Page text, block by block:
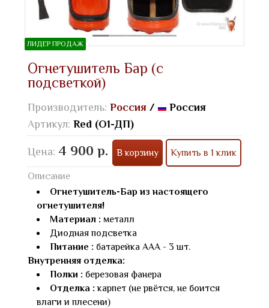
ЛИДЕР ПРОДАЖ
Огнетушитель Бар (с
подсветкой)
Производитель: Россия /
Россия
Артикул: Red (О1-ДП)
Цена: 4 900 р. В корзину Купить в 1 клик
Описание
Огнетушитель-Бар из настоящего
огнетушителя!
Материал : металл
Диодная подсветка
Питание : батарейка AAA - 3 шт.
Внутренняя отделка:
Полки : березовая фанера
Отделка :карпет (не рвётся, не боится
влаги и плесени)